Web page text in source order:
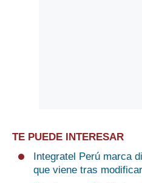
TE PUEDE INTERESAR
Integratel Perú marca
que viene tras